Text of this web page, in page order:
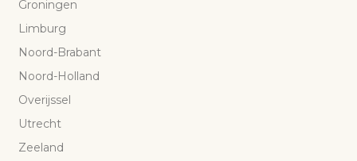
Groningen
Limburg
Noord-Brabant
Noord-Holland
Overijssel
Utrecht
Zeeland